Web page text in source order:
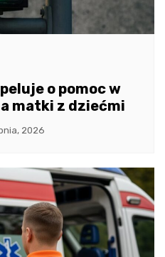
o pomoc w
matki z dziećmi
2026